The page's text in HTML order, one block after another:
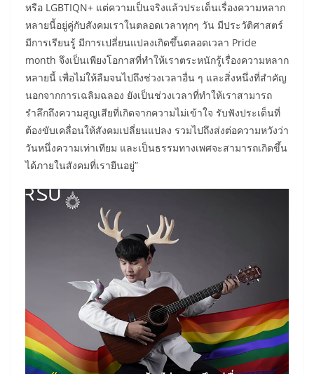
หรือ LGBTIQN+ แต่ความเป็นจริงแล้วประเด็นเรื่องความหลาก
หลายนี้อยู่คู่กับสังคมเราในตลอดเวลาทุกๆ วัน มีประวัติศาสตร์
มีการเรียนรู้ มีการเปลี่ยนแปลงเกิดขึ้นตลอดเวลา Pride
month จึงเป็นเพียงโอกาสที่ทำให้เราตระหนักรู้เรื่องความหลาก
หลายนี้ เพื่อไม่ให้ลืมจนไปถึงช่วงเวลาอื่น ๆ และสิ่งหนึ่งที่สำคัญ
นอกจากการเฉลิมฉลอง ยังเป็นช่วงเวลาที่ทำให้เราสามารถ
รำลึกถึงความสูญเสียที่เกิดจากความไม่เข้าใจ รับฟังประเด็นที่
ต้องขับเคลื่อนให้สังคมเปลี่ยนแปลง รวมไปถึงส่งต่อความหวังว่า
วันหนึ่งความเท่าเทียม และเป็นธรรมทางเพศจะสามารถเกิดขึ้น
ได้ภายในสังคมที่เรายืนอยู่”